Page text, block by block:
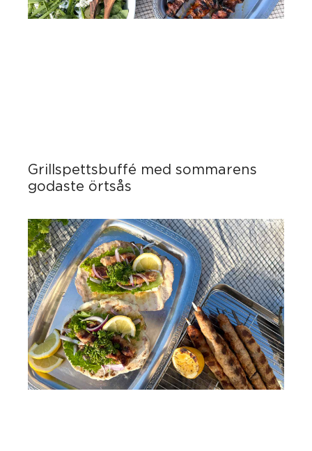
Grillspettsbuffé med sommarens
godaste örtsås